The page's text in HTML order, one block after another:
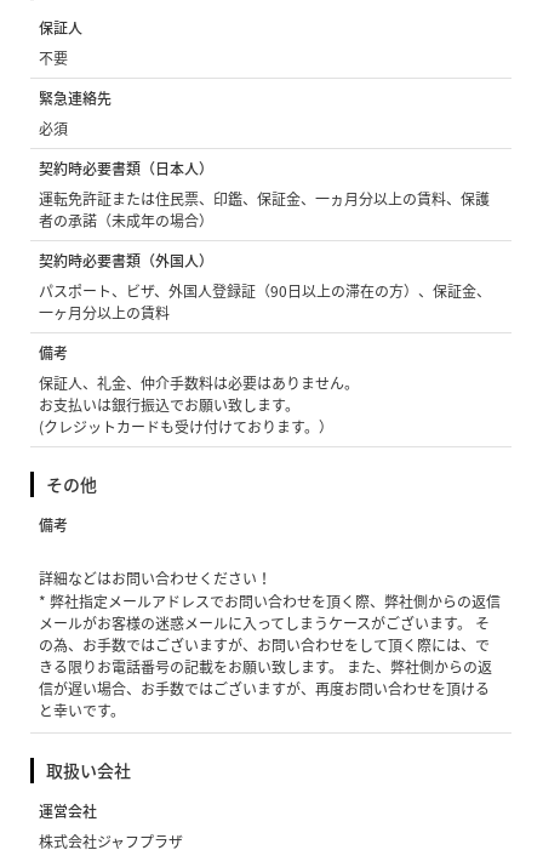
保証人
不要
緊急連絡先
必須
契約時必要書類（日本人）
運転免許証または住民票、印鑑、保証金、一ヵ月分以上の賃料、保護
者の承諾（未成年の場合）
契約時必要書類（外国人）
パスポート、ビザ、外国人登録証（90日以上の滞在の方）、保証金、
一ヶ月分以上の賃料
備考
保証人、礼金、仲介手数料は必要はありません。
お支払いは銀行振込でお願い致します。
(クレジットカードも受け付けております。）
その他
備考
詳細などはお問い合わせください！
* 弊社指定メールアドレスでお問い合わせを頂く際、弊社側からの返信
メールがお客様の迷惑メールに入ってしまうケースがございます。 そ
の為、お手数ではございますが、お問い合わせをして頂く際には、で
きる限りお電話番号の記載をお願い致します。 また、弊社側からの返
信が遅い場合、お手数ではございますが、再度お問い合わせを頂ける
と幸いです。
取扱い会社
運営会社
株式会社ジャフプラザ